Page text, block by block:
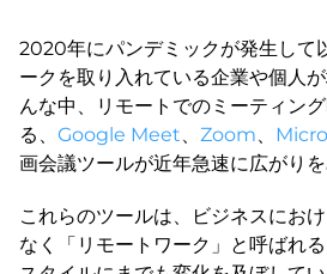
2020年にパンデミックが発生して
ークを取り入れている企業や個人
んな中、リモートでのミーティン
る、 Google Meet、 Zoom、
画会議ツールが近年急速に広がりを
これらのツールは、ビジネスにお
なく「リモートワーク」と呼ばれ